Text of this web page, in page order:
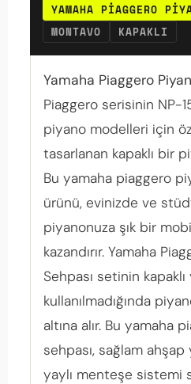
YAMAHA PIAGGERO
MONTAVO
KAPAKLI
Yamaha Piaggero
Piaggero serisinin NP-
piyano modelleri için
tasarlanan kapaklı bir
Bu yamaha piaggero
ürünü, evinizde ve
piyanonuza şık bir
kazandırır. Yamaha
Sehpası setinin kapaklı
kullanılmadığında
altına alır. Bu yamaha
sehpası, sağlam ahşap
yaylı menteşe sistemi